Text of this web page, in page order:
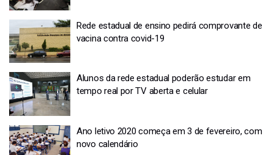
Rede estadual de ensino pedirá comprovante de
vacina contra covid-19
Alunos da rede estadual poderão estudar em
tempo real por TV aberta e celular
Ano letivo 2020 começa em 3 de fevereiro, com
novo calendário